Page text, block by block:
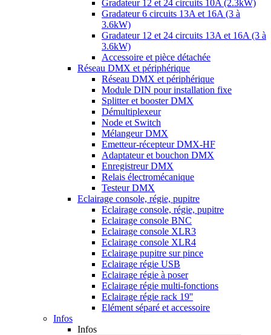
Gradateur 12 et 24 circuits 10A (2.3kW)
Gradateur 6 circuits 13A et 16A (3 à
3.6kW)
Gradateur 12 et 24 circuits 13A et 16A (3 à
3.6kW)
Accessoire et pièce détachée
Réseau DMX et périphérique
Réseau DMX et périphérique
Module DIN pour installation fixe
Splitter et booster DMX
Démultiplexeur
Node et Switch
Mélangeur DMX
Emetteur-récepteur DMX-HF
Adaptateur et bouchon DMX
Enregistreur DMX
Relais électromécanique
Testeur DMX
Eclairage console, régie, pupitre
Eclairage console, régie, pupitre
Eclairage console BNC
Eclairage console XLR3
Eclairage console XLR4
Eclairage pupitre sur pince
Eclairage régie USB
Eclairage régie à poser
Eclairage régie multi-fonctions
Eclairage régie rack 19''
Elément séparé et accessoire
Infos
Infos